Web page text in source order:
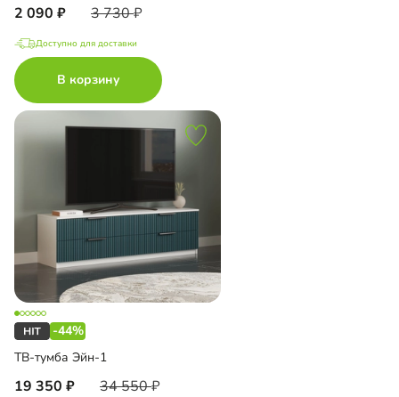
2 090 3 730
Доступно для доставки
В корзину
-44%
ТВ-тумба Эйн-1
19 350 34 550